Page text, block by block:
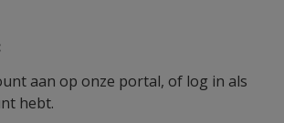
aan op onze portal, of log in als
hebt.